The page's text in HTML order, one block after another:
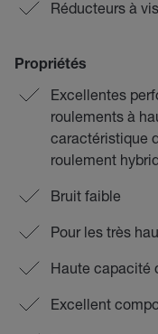
Réducteurs à
Propriétés
Excellentes
roulements à
caractéristique
roulement
Bruit faible
Pour les très
Haute capacité
Excellent